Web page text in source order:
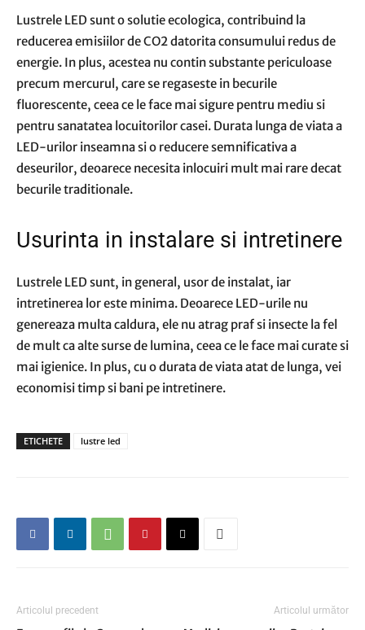
Lustrele LED sunt o solutie ecologica, contribuind la
reducerea emisiilor de CO2 datorita consumului redus de
energie. In plus, acestea nu contin substante periculoase
precum mercurul, care se regaseste in becurile
fluorescente, ceea ce le face mai sigure pentru mediu si
pentru sanatatea locuitorilor casei. Durata lunga de viata a
LED-urilor inseamna si o reducere semnificativa a
deseurilor, deoarece necesita inlocuiri mult mai rare decat
becurile traditionale.
Usurinta in instalare si intretinere
Lustrele LED sunt, in general, usor de instalat, iar
intretinerea lor este minima. Deoarece LED-urile nu
genereaza multa caldura, ele nu atrag praf si insecte la fel
de mult ca alte surse de lumina, ceea ce le face mai curate si
mai igienice. In plus, cu o durata de viata atat de lunga, vei
economisi timp si bani pe intretinere.
ETICHETE lustre led
Articolul precedent Articolul următor